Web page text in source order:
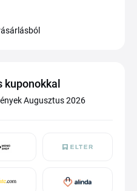
Augusztus 2026